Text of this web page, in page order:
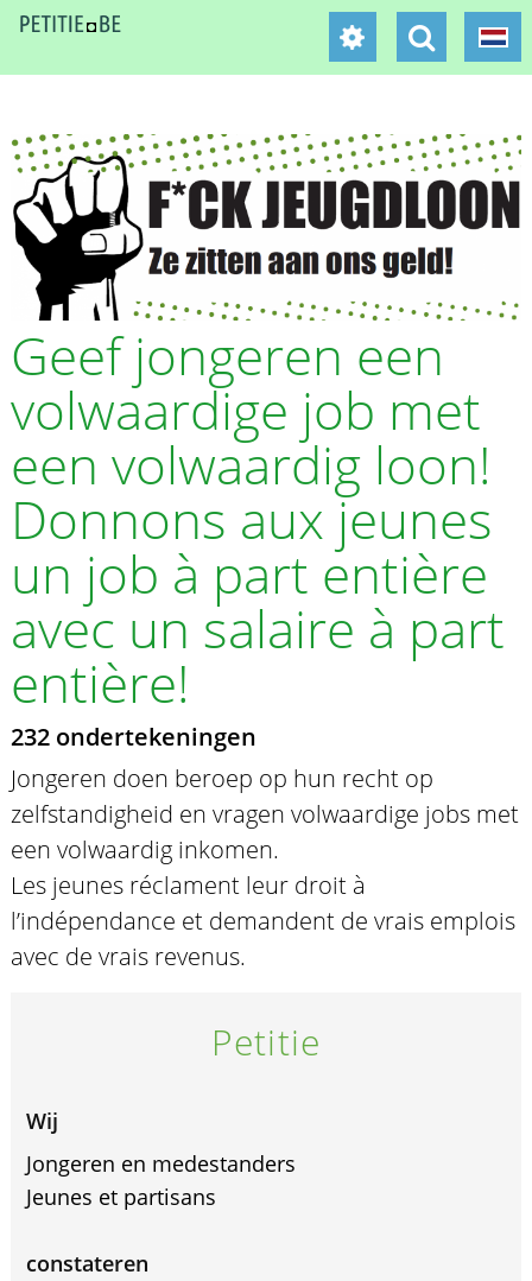
Geef jongeren een
volwaardige job met
een volwaardig loon!
Donnons aux jeunes
un job à part entière
avec un salaire à part
entière!
232 ondertekeningen
Jongeren doen beroep op hun recht op
zelfstandigheid en vragen volwaardige jobs met
een volwaardig inkomen.
Les jeunes réclament leur droit à
l’indépendance et demandent de vrais emplois
avec de vrais revenus.
Petitie
Wij
Jongeren en medestanders
Jeunes et partisans
constateren